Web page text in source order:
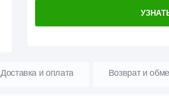
Доставка и оплата Возврат и